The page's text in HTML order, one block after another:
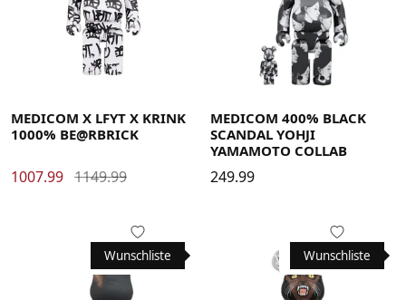
MEDICOM X LFYT X KRINK
1000% BE@RBRICK
1007.99 1149.99
MEDICOM 400% BLACK
SCANDAL YOHJI
YAMAMOTO COLLAB
249.99
Wunschliste Wunschliste